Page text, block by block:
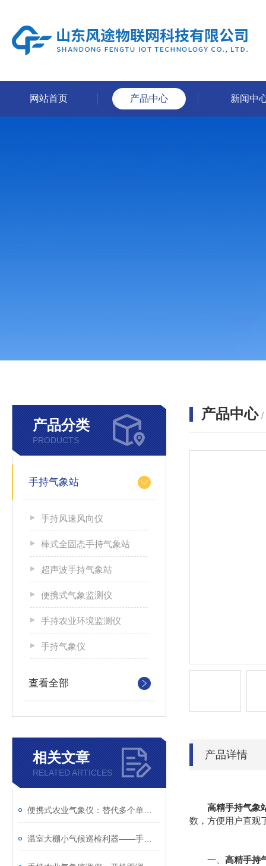
网站首页 产品中心 新闻中
产品分类
PRODUCTS
手持气象站
手持风速风向仪
棒式全固态手持气象站
超声波手持气象站
便携式气象监测仪
手持农业环境监测仪
手持气象仪
查看全部
相关文章
RELATED ARTICLES
产品中心 /
产品详情
高精手持气象
数，方便用户直观
一、 高精手持